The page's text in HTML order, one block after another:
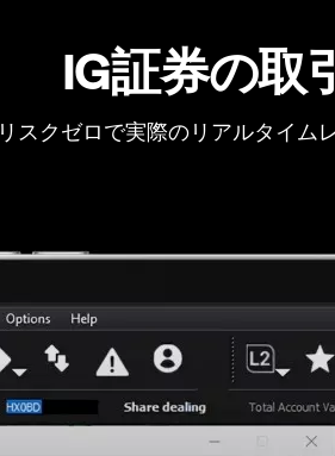
IG証券の取
リスクゼロで実際のリアルタイム